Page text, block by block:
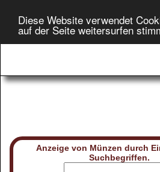
Diese Website verwendet
auf der Seite weitersurfen
Anzeige von Münzen durch
Suchbegriffen.